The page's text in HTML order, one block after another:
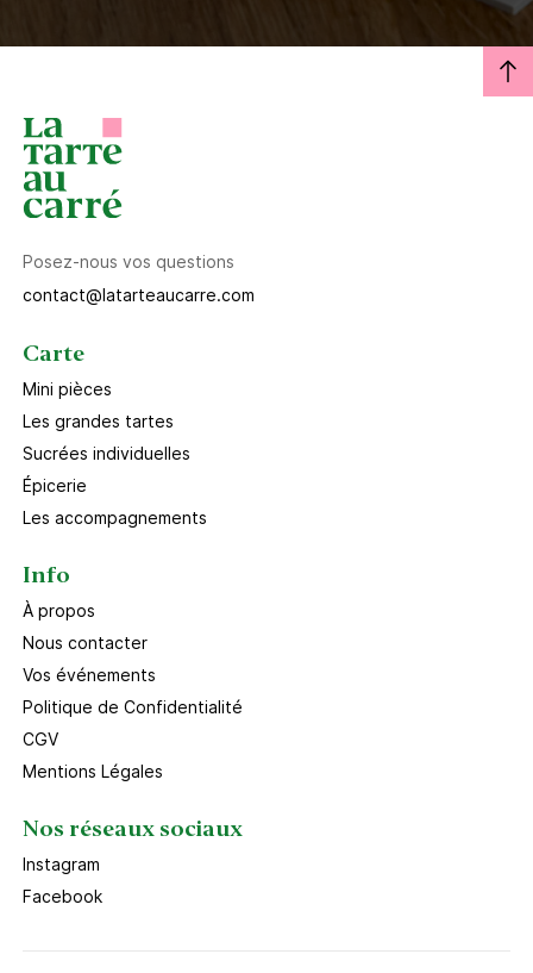
Posez-nous vos questions
contact@latarteaucarre.com
Carte
Mini pièces
Les grandes tartes
Sucrées individuelles
Épicerie
Les accompagnements
Info
À propos
Nous contacter
Vos événements
Politique de Confidentialité
CGV
Mentions Légales
Nos réseaux sociaux
Instagram
Facebook